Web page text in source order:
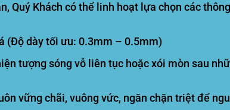
Quý Khách có thể linh hoạt lựa chọn các
(Độ dày tối ưu: 0.3mm – 0.5mm)
tượng sóng vỗ liên tục hoặc xói mòn sau
vững chãi, vuông vức, ngăn chặn triệt để